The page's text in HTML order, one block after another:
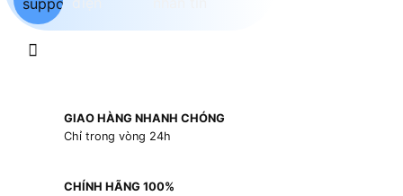
GIAO HÀNG NHANH CHÓNG
Chỉ trong vòng 24h
CHÍNH HÃNG 100%